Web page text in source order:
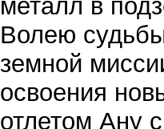
металл в
Волею
земной
освоения
отлетом Ану